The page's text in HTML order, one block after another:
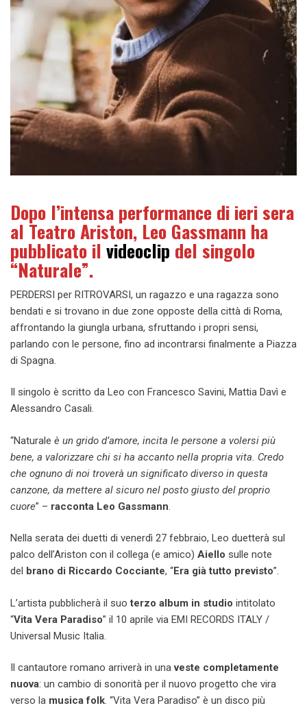
Dopo l’intensa performance di ieri sera
al Teatro Ariston, Leo Gassmann ha
pubblicato il videoclip del singolo
“Naturale”.
PERDERSI per RITROVARSI, un ragazzo e una ragazza sono
bendati e si trovano in due zone opposte della città di Roma,
affrontando la giungla urbana, sfruttando i propri sensi,
parlando con le persone, fino ad incontrarsi finalmente a Piazza
di Spagna.
Il singolo è scritto da Leo con Francesco Savini, Mattia Davì e
Alessandro Casali.
“Naturale è un grido d’amore, incita le persone a volersi più
bene, a valorizzare chi si ha accanto nella propria vita. Credo
che ognuno di noi troverà un significato diverso in questa
canzone, da mettere al sicuro nel posto giusto del proprio
cuore” – racconta Leo Gassmann
Nella serata dei duetti di venerdì 27 febbraio, Leo duetterà sul
palco dell’Ariston con il collega (e amico) Aiello sulle note
del brano di Riccardo Cocciante, “Era già tutto previsto”.
L’artista pubblicherà il suoterzo album in studio intitolato
“Vita Vera Paradiso” il 10 aprile via EMI RECORDS ITALY /
Universal Music Italia.
Il cantautore romano arriverà in unaveste completamente
nuova: un cambio di sonorità per il nuovo progetto che vira
verso la musica folk. “Vita Vera Paradiso” è un disco più